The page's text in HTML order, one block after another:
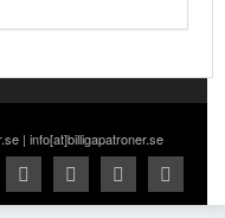
| info[at]billigapatroner.se